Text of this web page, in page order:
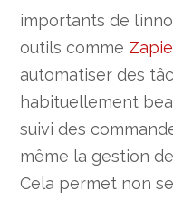
importants de
outils comme
automatiser des
habituellement
suivi des
même la gestion
Cela permet non